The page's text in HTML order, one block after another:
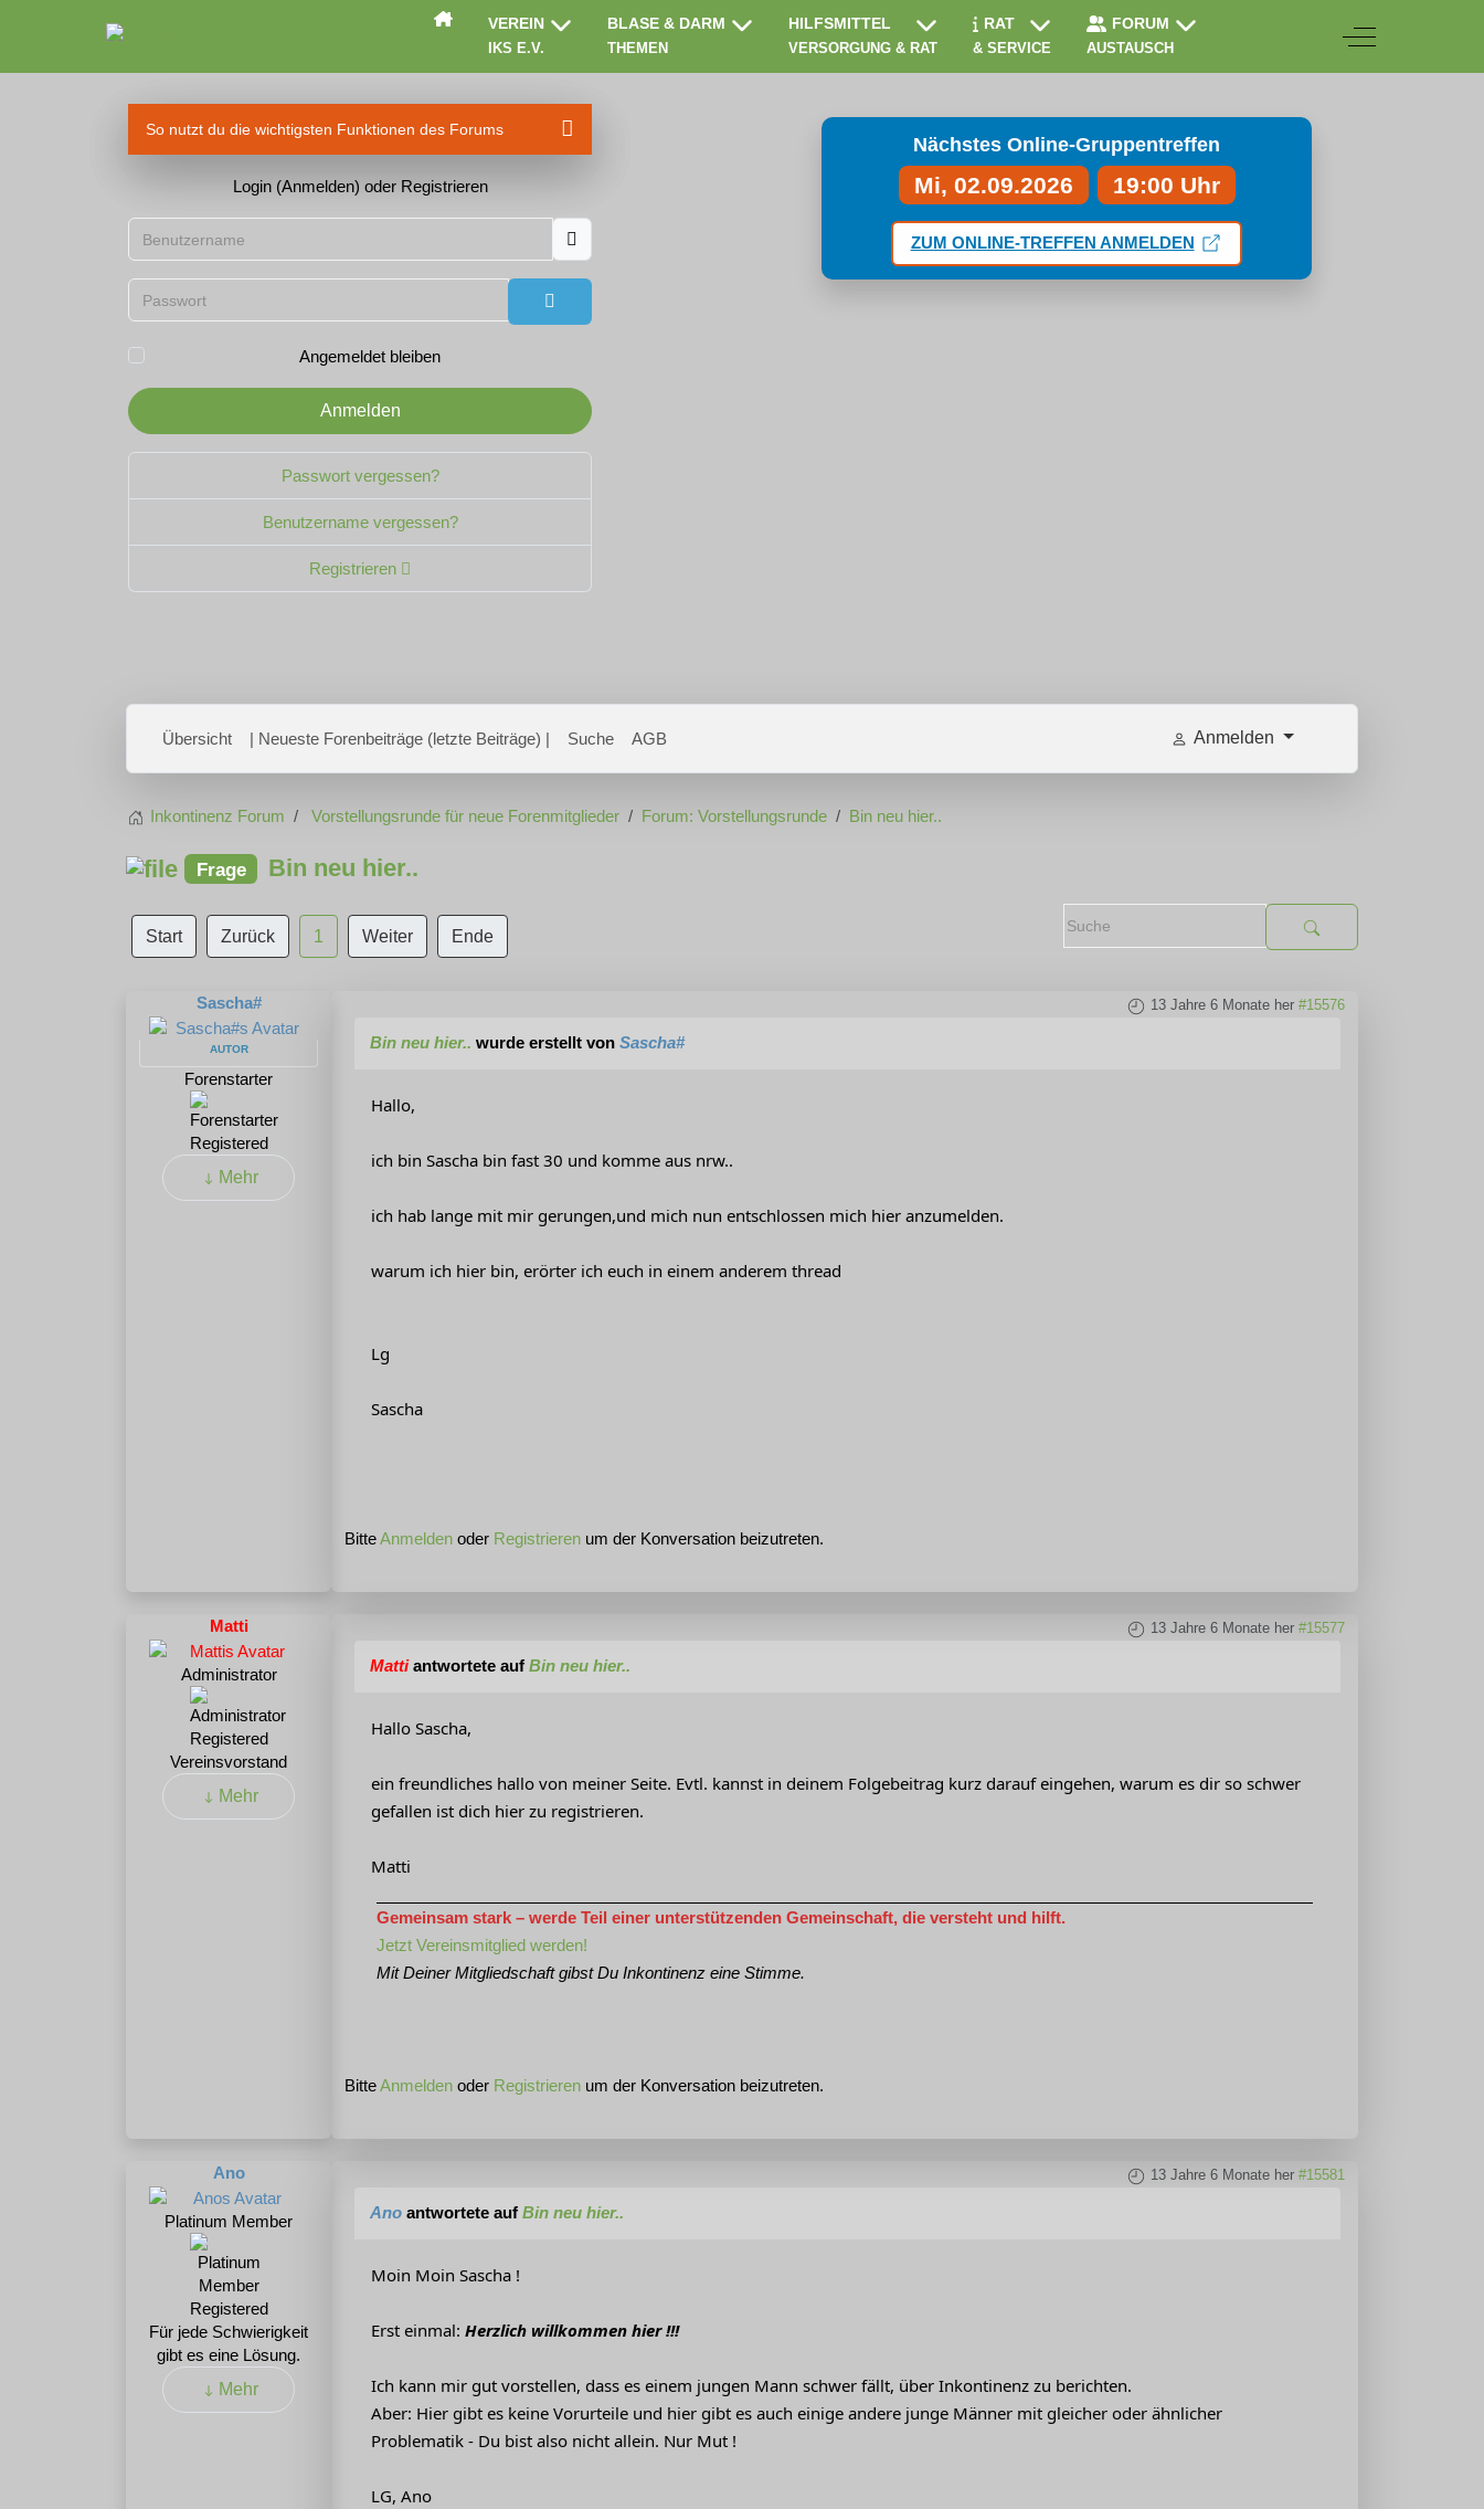
VEREIN
IKS E.V.
BLASE & DARM
THEMEN
HILFSMITTEL
VERSORGUNG & RAT
RAT
& SERVICE
FORUM
AUSTAUSCH
Off-Canvas
So nutzt du die wichtigsten Funktionen des Forums
Login (Anmelden) oder Registrieren
Benutzername
Passwort
Passwort anzeigen
Angemeldet bleiben
Anmelden
Passwort vergessen?
Benutzername vergessen?
Registrieren
Nächstes Online-Gruppentreffen
Mi, 02.09.2026 19:00 Uhr
ZUM ONLINE-TREFFEN ANMELDEN
Übersicht | Neueste Forenbeiträge (letzte Beiträge) | Suche AGB Anmelden
Inkontinenz Forum Vorstellungsrunde für neue Forenmitglieder Forum: Vorstellungsrunde Bin neu hier..
Frage Bin neu hier..
Start Zurück 1 Weiter Ende
Sascha#
AUTOR
Forenstarter
Registered
Mehr
13 Jahre 6 Monate her #15576
Bin neu hier.. wurde erstellt von Sascha#
Hallo,
ich bin Sascha bin fast 30 und komme aus nrw..
ich hab lange mit mir gerungen,und mich nun entschlossen mich hier anzumelden.
warum ich hier bin, erörter ich euch in einem anderem thread
Lg
Sascha
BitteAnmelden oder Registrieren um der Konversation beizutreten.
Matti
Administrator
Registered
Vereinsvorstand
Mehr
13 Jahre 6 Monate her #15577
Mattiantwortete auf Bin neu hier..
Hallo Sascha,
ein freundliches hallo von meiner Seite. Evtl. kannst in deinem Folgebeitrag kurz darauf eingehen, warum es dir so schwer
gefallen ist dich hier zu registrieren.
Matti
Gemeinsam stark – werde Teil einer unterstützenden Gemeinschaft, die versteht und hilft.
Jetzt Vereinsmitglied werden!
Mit Deiner Mitgliedschaft gibst Du Inkontinenz eine Stimme.
BitteAnmelden oder Registrieren um der Konversation beizutreten.
Ano
Platinum Member
Registered
Für jede Schwierigkeit
gibt es eine Lösung.
Mehr
13 Jahre 6 Monate her #15581
Ano antwortete auf Bin neu hier..
Moin Moin Sascha !
Erst einmal: Herzlich willkommen hier !!!
Ich kann mir gut vorstellen, dass es einem jungen Mann schwer fällt, über Inkontinenz zu berichten.
Aber: Hier gibt es keine Vorurteile und hier gibt es auch einige andere junge Männer mit gleicher oder ähnlicher
Problematik - Du bist also nicht allein. Nur Mut !
LG, Ano